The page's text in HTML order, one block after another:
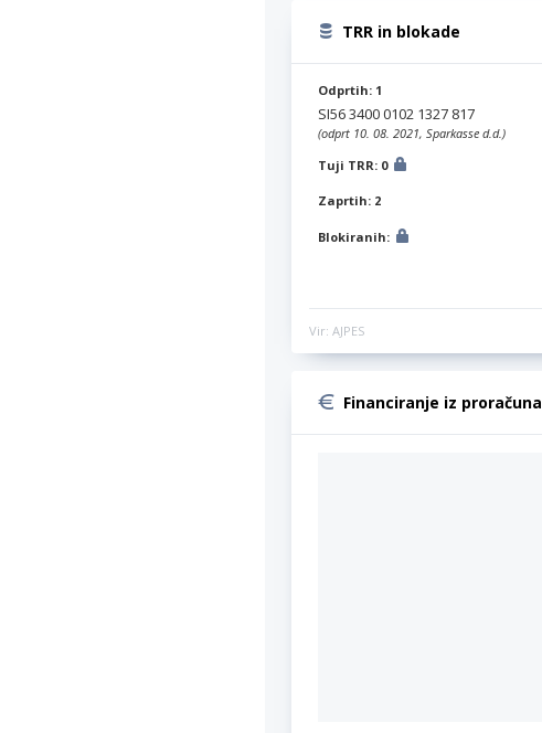
TRR in blokade
Odprtih: 1
SI56 3400 0102 1327 817
(odprt 10. 08. 2021, Sparkasse d.d.)
Tuji TRR: 0
Zaprtih: 2
Blokiranih:
Vir: AJPES
Financiranje iz proračuna